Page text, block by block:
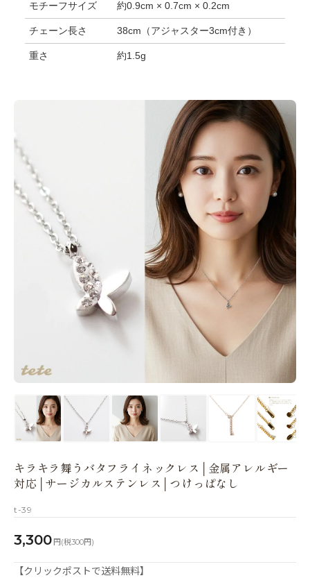
モチーフサイズ 約0.9cm × 0.7cm × 0.2cm
チェーン長さ 38cm（アジャスター3cm付き）
重さ 約1.5g
キラキラ舞うバタフライネックレス│金属アレルギー
対応│サージカルステンレス│つけっぱなし
t-39
3,300 円(税300円)
【クリックポストで送料無料】